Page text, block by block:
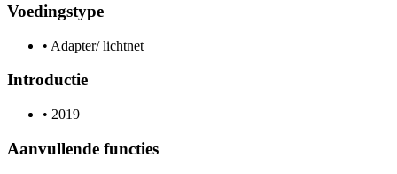
Voedingstype
• Adapter/ lichtnet
Introductie
• 2019
Aanvullende functies